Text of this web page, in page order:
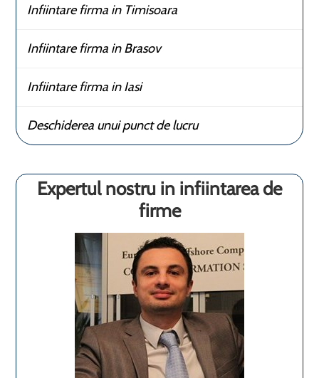
Infiintare firma in Timisoara
Infiintare firma in Brasov
Infiintare firma in Iasi
Deschiderea unui punct de lucru
Expertul nostru in infiintarea de
firme